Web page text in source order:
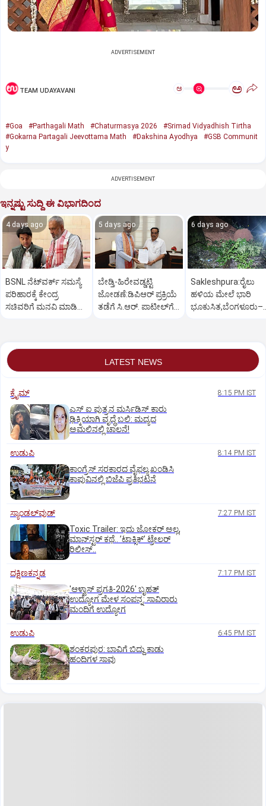
ADVERTISEMENT
TEAM UDAYAVANI ಅ ಅ
#Goa #Parthagali Math #Chaturmasya 2026
#Srimad Vidyadhish Tirtha
#Gokarna Partagali Jeevottama Math
#Dakshina Ayodhya
#GSB Communit
y
ADVERTISEMENT
ಇನ್ನಷ್ಟು ಸುದ್ದಿ ಈ ವಿಭಾಗದಿಂದ
4 days ago
BSNL ನೆಟ್‌ವರ್ಕ್ ಸಮಸ್ಯೆ
ಪರಿಹಾರಕ್ಕೆ ಕೇಂದ್ರ
ಸಚಿವರಿಗೆ ಮನವಿ ಮಾಡಿದ
5 days ago
ಬೇಡ್ತಿ-ಹಿರೇವಡ್ಡಟ್ಟಿ
ಜೋಡಣೆ:ಡಿಪಿಆರ್‌ ಪ್ರಕ್ರಿಯೆ
ತಡೆಗೆ ಸಿ.ಆರ್. ಪಾಟೀಲ್‌ಗೆ
6 days ago
Sakleshpura:ರೈಲು
ಹಳಿಯ ಮೇಲೆ ಭಾರಿ
ಭೂಕುಸಿತ,ಬೆಂಗಳೂರು–
LATEST NEWS
ಕ್ರೈಮ್ 8:15 PM IST
ಎಸ್ ಐ ಪುತ್ರನ ಮರ್ಸಿಡಿಸ್‌ ಕಾರು
ಢಿಕ್ಕಿಯಾಗಿ ವೃದ್ಧೆ ಬಲಿ: ಮದ್ಯದ
ಅಮಲಿನಲ್ಲಿ ಚಾಲನೆ!
ಉಡುಪಿ 8:14 PM IST
ಕಾಂಗ್ರೆಸ್ ಸರಕಾರದ ವೈಫಲ್ಯ ಖಂಡಿಸಿ
ಕಾಪುವಿನಲ್ಲಿ ಬಿಜೆಪಿ ಪ್ರತಿಭಟನೆ
ಸ್ಯಾಂಡಲ್‌ವುಡ್‌ 7:27 PM IST
Toxic Trailer: ಇದು ಜೋಕರ್‌ ಅಲ್ಲ,
ಮಾನ್‌ಸ್ಟರ್‌ ಕಥೆ.. ʼಟಾಕ್ಸಿಕ್‌ʼ ಟ್ರೇಲರ್‌
ರಿಲೀಸ್..
ದಕ್ಷಿಣಕನ್ನಡ 7:17 PM IST
'ಆಳ್ವಾಸ್‌ ಪ್ರಗತಿ-2026' ಬೃಹತ್
ಉದ್ಯೋಗ ಮೇಳ ಸಂಪನ್ನ: ಸಾವಿರಾರು
ಮಂದಿಗೆ ಉದ್ಯೋಗ
ಉಡುಪಿ 6:45 PM IST
ಶಂಕರಪುರ: ಬಾವಿಗೆ ಬಿದ್ದು ಕಾಡು
ಹಂದಿಗಳ ಸಾವು